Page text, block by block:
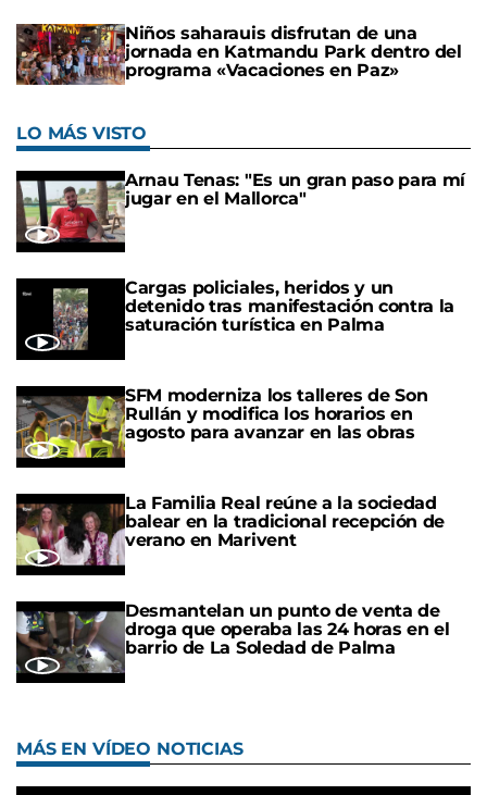
Niños saharauis disfrutan de una
jornada en Katmandu Park dentro del
programa «Vacaciones en Paz»
LO MÁS VISTO
Arnau Tenas: "Es un gran paso para mí
jugar en el Mallorca"
Cargas policiales, heridos y un
detenido tras manifestación contra la
saturación turística en Palma
SFM moderniza los talleres de Son
Rullán y modifica los horarios en
agosto para avanzar en las obras
La Familia Real reúne a la sociedad
balear en la tradicional recepción de
verano en Marivent
Desmantelan un punto de venta de
droga que operaba las 24 horas en el
barrio de La Soledad de Palma
MÁS EN VÍDEO NOTICIAS